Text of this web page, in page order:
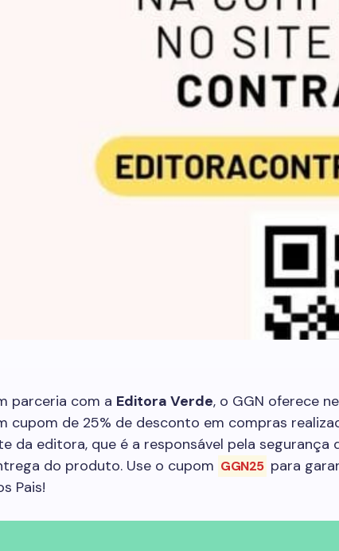
parceria com a Editora Verde, o GGN oferece
cupom de 25% de desconto em compras
da editora, que é a responsável pela segurança
do produto. Use o cupom GGN25 para
Pais!